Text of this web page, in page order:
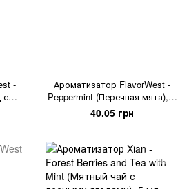
-
с
Ароматизатор FlavorWest -
Peppermint (Перечная мята), 5
мл
40.05 грн